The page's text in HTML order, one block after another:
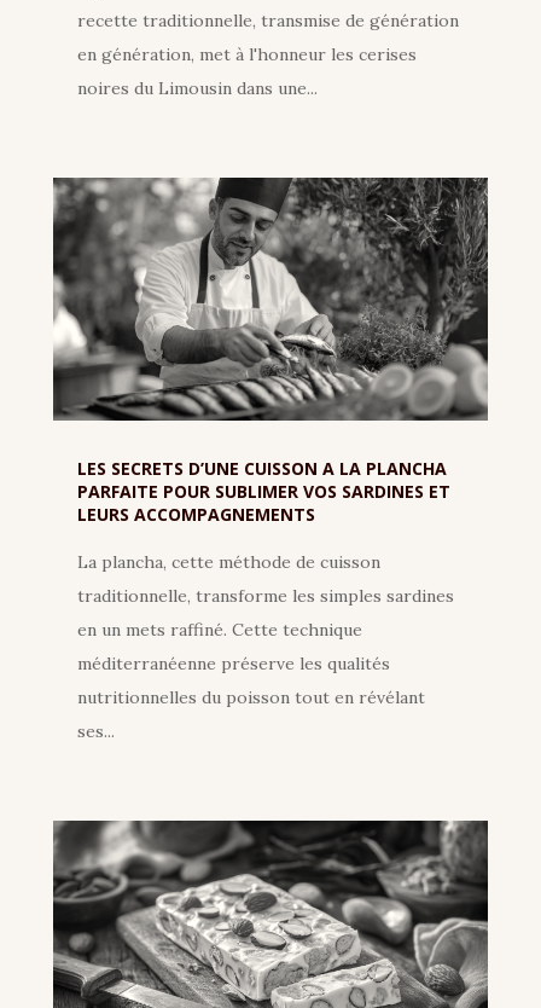
recette traditionnelle, transmise de génération
en génération, met à l'honneur les cerises
noires du Limousin dans une...
LES SECRETS D’UNE CUISSON A LA PLANCHA
PARFAITE POUR SUBLIMER VOS SARDINES ET
LEURS ACCOMPAGNEMENTS
La plancha, cette méthode de cuisson
traditionnelle, transforme les simples sardines
en un mets raffiné. Cette technique
méditerranéenne préserve les qualités
nutritionnelles du poisson tout en révélant
ses...